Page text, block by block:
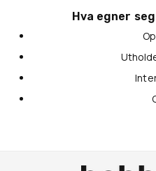
Hva egner